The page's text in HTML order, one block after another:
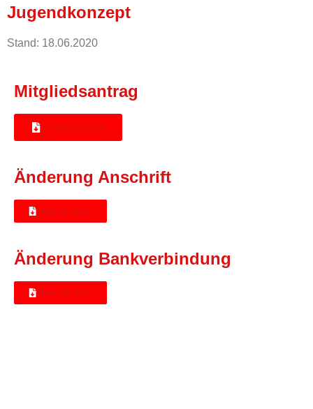
Jugendkonzept
Stand: 18.06.2020
Mitgliedsantrag
Herunterladen
Änderung Anschrift
Herunterladen
Änderung Bankverbindung
Herunterladen